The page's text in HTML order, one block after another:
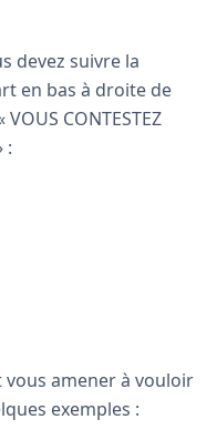
devez suivre la
en bas à droite de
CONTESTEZ
:
vous amener à vouloir
exemples :